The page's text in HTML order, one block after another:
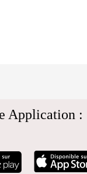
Application :